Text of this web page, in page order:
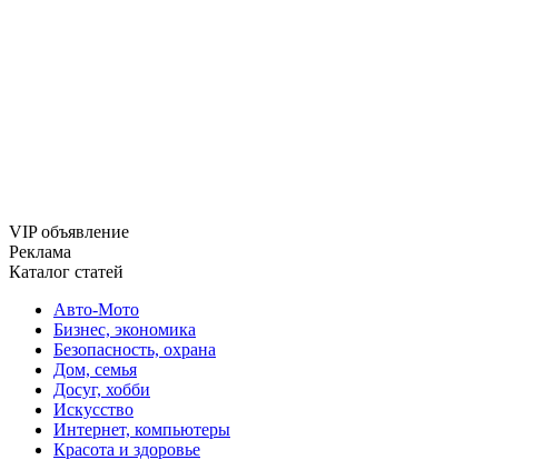
VIP объявление
Реклама
Каталог статей
Авто-Мото
Бизнес, экономика
Безопасность, охрана
Дом, семья
Досуг, хобби
Искусство
Интернет, компьютеры
Красота и здоровье